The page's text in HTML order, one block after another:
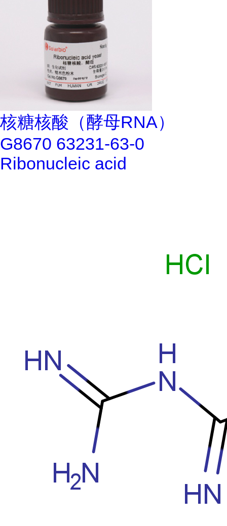
核糖核酸（酵母RNA）
G8670 63231-63-0
Ribonucleic acid